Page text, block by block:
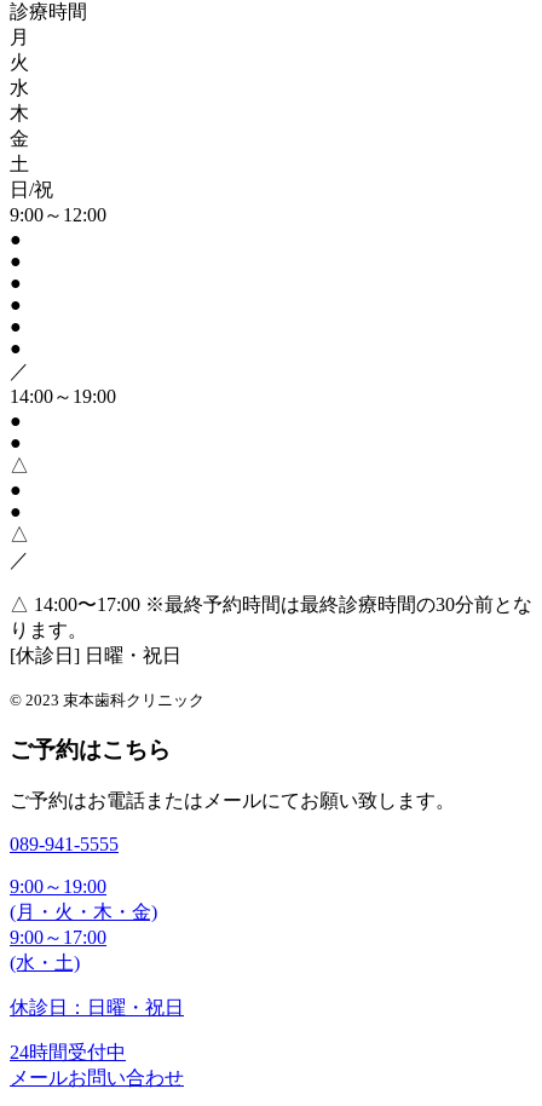
診療時間
月
火
水
木
金
土
日/祝
9:00～12:00
●
●
●
●
●
●
／
14:00～19:00
●
●
△
●
●
△
／
△ 14:00〜17:00 ※最終予約時間は最終診療時間の30分前とな
ります。
[休診日] 日曜・祝日
© 2023 束本歯科クリニック
ご予約はこちら
ご予約はお電話またはメールにてお願い致します。
089-941-5555
9:00～19:00
(月・火・木・金)
9:00～17:00
(水・土)
休診日：日曜・祝日
24時間受付中
メールお問い合わせ